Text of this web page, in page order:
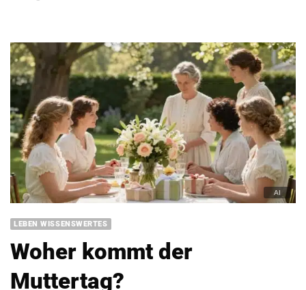
LEBEN WISSENSWERTES
Woher kommt der
Muttertag?